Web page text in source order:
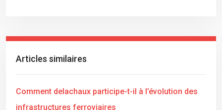
Articles similaires
Comment delachaux participe-t-il à l’évolution des
infrastructures ferroviaires